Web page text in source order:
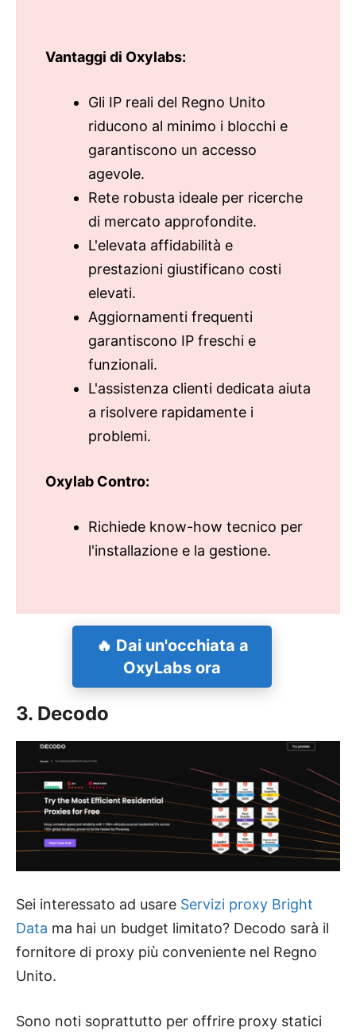
Vantaggi di Oxylabs:
Gli IP reali del Regno Unito
riducono al minimo i blocchi e
garantiscono un accesso
agevole.
Rete robusta ideale per ricerche
di mercato approfondite.
L'elevata affidabilità e
prestazioni giustificano costi
elevati.
Aggiornamenti frequenti
garantiscono IP freschi e
funzionali.
L'assistenza clienti dedicata aiuta
a risolvere rapidamente i
problemi.
Oxylab Contro:
Richiede know-how tecnico per
l'installazione e la gestione.
🔥 Dai un'occhiata a
OxyLabs ora
3. Decodo
Sei interessato ad usare Servizi proxy Bright
Data ma hai un budget limitato? Decodo sarà il
fornitore di proxy più conveniente nel Regno
Unito.
Sono noti soprattutto per offrire proxy statici